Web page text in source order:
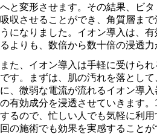
へと変形させます。その結果、ビ
吸収させることができ、角質層ま
うになりました。イオン導入は、
るよりも、数倍から数十倍の浸透力
また、イオン導入は手軽に受けら
です。まずは、肌の汚れを落とし
に、微弱な電流が流れるイオン導
の有効成分を浸透させていきます
するので、忙しい人でも気軽に利
回の施術でも効果を実感すること